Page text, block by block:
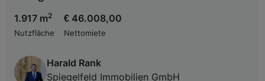
1.917 m2
Nutzfläche
€ 46.008,00
Nettomiete
Harald Rank
Spiegelfeld Immobilien GmbH